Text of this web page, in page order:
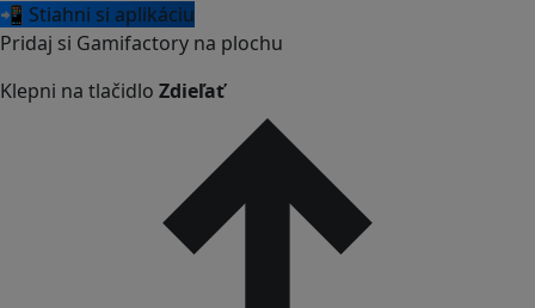
📲 Stiahni si aplikáciu
Pridaj si Gamifactory na plochu
Klepni na tlačidlo Zdieľať